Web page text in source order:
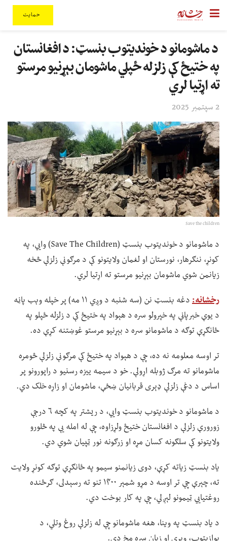
حمایت
د ماشومانو د خوندیتوب بنسټ: د افغانستان
په ختیځ کې زلزله ځپلي ماشومان بېړنیو مرستو
ته اړتیا لري
2 سپتمبر 2025
Save the children
د ماشومانو د خوندیتوب بنسټ (Save The Children) وايي، په
کونړ، ننګرهار، نورستان او لغمان ولایتونو کې د مرګونې زلزلې څخه
زیانمن شوي ماشومان بېړنیو مرستو ته اړتیا لري.
رخشانه:
دغه بنسټ نن (سه شنبه د وږي ۱۱ مه) پر خپله وېب پاڼه
د یوې خبرپاڼې په خپرولو سره د هېواد په ختیځ کې د زلزله ځپلو په
ځانګړې توګه د ماشومانو سره د بېړنیو مرستو غوښتنه کړې ده.
تر اوسه معلومه نه ده، چې د هېواد په ختیځ کې مرګونې زلزلې څومره
ماشومانو ته مرګ ژوبله اړولې. خو د سیمه ییزه رسنیو د راپورونو پر
اساس د دغې زلزلې ډېری قربانیان ښځې، ماشومان او زاړه خلک دي.
د ماشومانو د خوندیتوب بنسټ وايي، د ریشتر په کچه ۶ درجې
زورورې زلزلې د افغانستان ختیځ ولړزاوه، چې له امله یې په څلورو
ولایتونو کې سلګونه کسان مړه او زرګونه نور ټپیان شوي دي.
یاد بنسټ زیاته کړې، دوی زیانمنو سیمو په ځانګړې توګه کونړ ولایت
ته، چېرې چې تر اوسه د مړو شمېر ۱۴۰۰ تنو ته رسېدلی، ګرځنده
روغتیايي ټیمونو لېږلي، چې په کار بوخت دي.
د یاد بنسټ په وینا، هغه ماشومانو چې له زلزلې روغ وتلي، د